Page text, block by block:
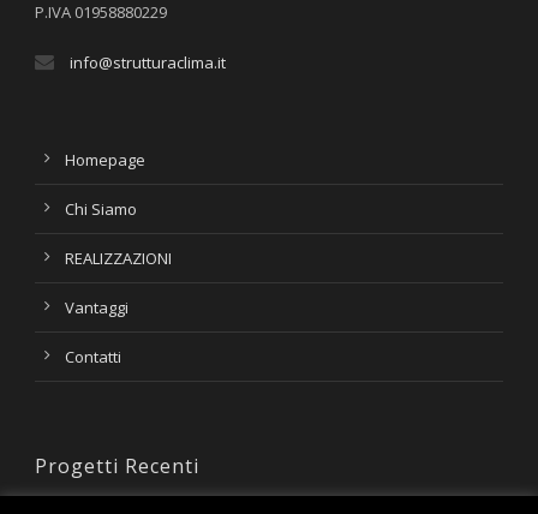
P.IVA 01958880229
info@strutturaclima.it
Homepage
Chi Siamo
REALIZZAZIONI
Vantaggi
Contatti
Progetti Recenti